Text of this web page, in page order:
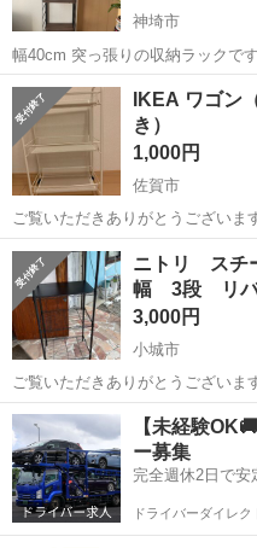
神埼市
幅40cm 突っ張りの収納ラックです
佐賀 神埼市 収納家具
IKEA ワゴン
き）
1,000円
佐賀市
ご覧いただきありがとうございます。 IKEAのワゴンをお譲りし
購入したもののほとんど使用して
（美品）です。 グラつきや目立つ傷
項】 ...
佐賀 佐賀市 収納家具
ニトリ スチ
幅 3段 リバ
3,000円
小城市
ご覧いただきありがとうございま
またはメッセージにてご確認ください 他にも多数出品し
す。 ぜひご覧くださいませ
佐賀 小城市 収納家具
【未経験
ー募集
完全週休2日で安
ドライバーダイレク